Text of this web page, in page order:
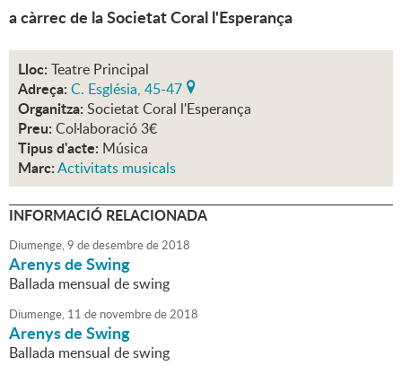
a càrrec de la Societat Coral l'Esperança
Lloc: Teatre Principal
Adreça: C. Església, 45-47
Organitza: Societat Coral l'Esperança
Preu: Col·laboració 3€
Tipus d'acte: Música
Marc:Activitats musicals
INFORMACIÓ RELACIONADA
Diumenge,9 dedesembrede2018
Arenys de Swing
Ballada mensual de swing
Diumenge, 11 de novembrede2018
Arenys de Swing
Ballada mensual de swing